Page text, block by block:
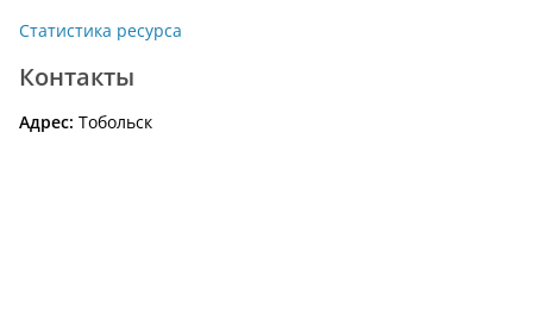
Статистика ресурса
Контакты
Адрес: Тобольск